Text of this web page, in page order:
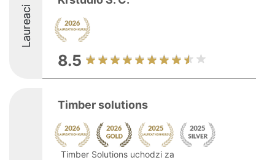
Laureaci
8.5
Timber solutions
Timber Solutions uchodzi za